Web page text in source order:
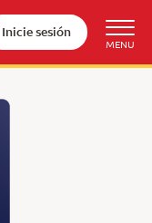
Inicie sesión